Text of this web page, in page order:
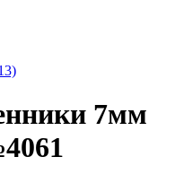
7мм